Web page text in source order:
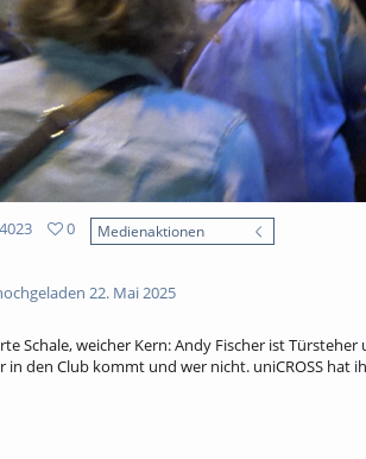
0
Medienaktionen
22. Mai 2025
Schale, weicher Kern: Andy Fischer ist
in den Club kommt und wer nicht. uniCROSS hat